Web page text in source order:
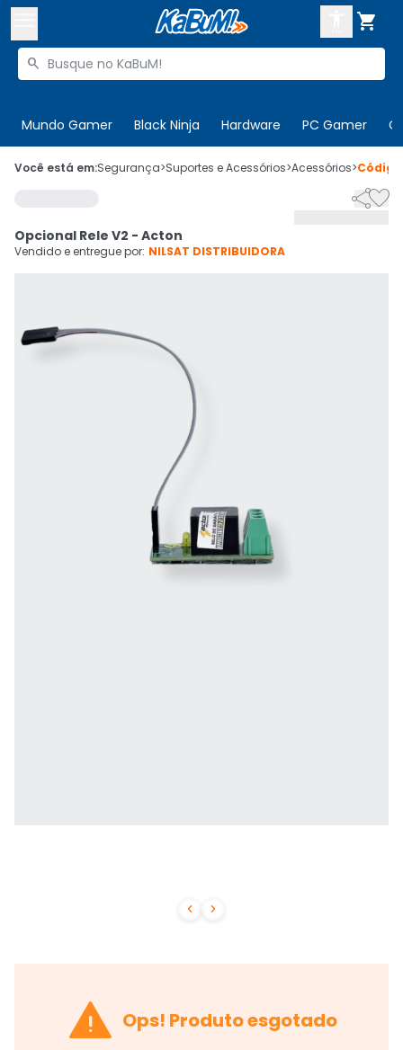

Buscar produtos

Mundo Gamer Black Ninja Hardware PC Gamer
 Olá. Acesse sua conta
 Cupons
Ativar tradutor em libras
CADASTRE-SE
Você está em:Segurança>Suportes e Acessórios>Acessórios>
 

Opcional Rele V2 - Acton
Vendido e entregue por: NILSAT DISTRIBUIDORA
 Ops! Produto esgotado